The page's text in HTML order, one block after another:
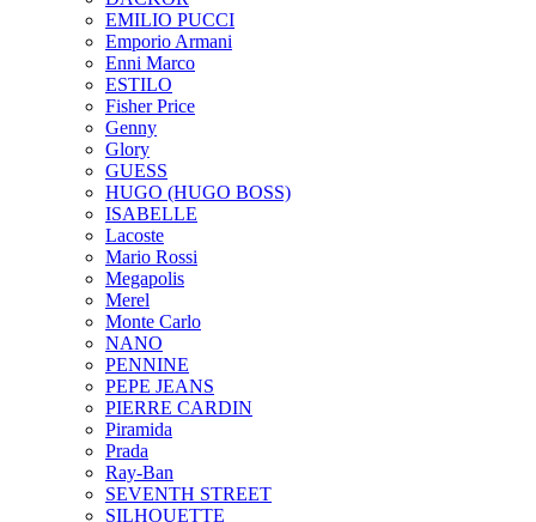
EMILIO PUCCI
Emporio Armani
Enni Marco
ESTILO
Fisher Price
Genny
Glory
GUESS
HUGO (HUGO BOSS)
ISABELLE
Lacoste
Mario Rossi
Megapolis
Merel
Monte Carlo
NANO
PENNINE
PEPE JEANS
PIERRE CARDIN
Piramida
Prada
Ray-Ban
SEVENTH STREET
SILHOUETTE